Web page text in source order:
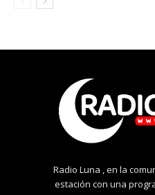
Radio Luna , en la
estación con una